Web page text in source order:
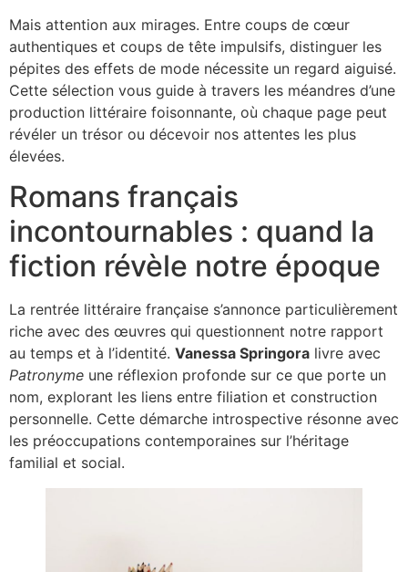
Mais attention aux mirages. Entre coups de cœur
authentiques et coups de tête impulsifs, distinguer les
pépites des effets de mode nécessite un regard aiguisé.
Cette sélection vous guide à travers les méandres d’une
production littéraire foisonnante, où chaque page peut
révéler un trésor ou décevoir nos attentes les plus
élevées.
Romans français
incontournables : quand la
fiction révèle notre époque
La rentrée littéraire française s’annonce particulièrement
riche avec des œuvres qui questionnent notre rapport
au temps et à l’identité. Vanessa Springora livre avec
Patronyme une réflexion profonde sur ce que porte un
nom, explorant les liens entre filiation et construction
personnelle. Cette démarche introspective résonne avec
les préoccupations contemporaines sur l’héritage
familial et social.